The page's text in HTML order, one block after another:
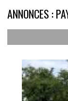
ANNONCES :